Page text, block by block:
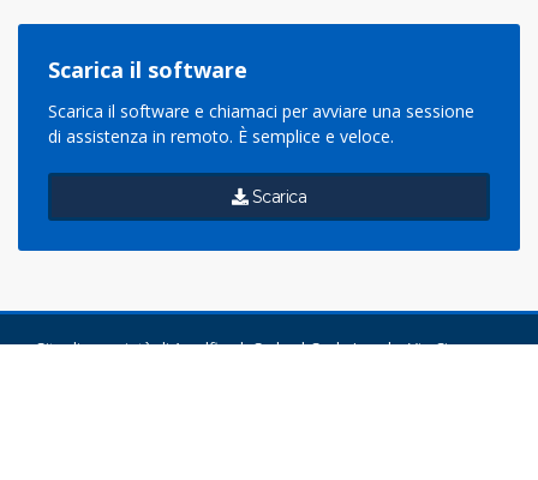
Scarica il software
Scarica il software e chiamaci per avviare una sessione
di assistenza in remoto. È semplice e veloce.
Scarica
Sito di proprietà diAmalfiweb S.r.l.s.| Sede Legale: Via Ciro